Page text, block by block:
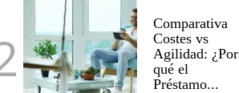
Comparativa
Costes vs
Agilidad: ¿Por
qué el
Préstamo...